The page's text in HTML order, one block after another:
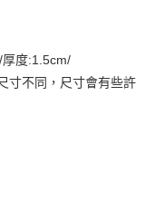
轉至「AFTEE先享後付」
結帳。
度:1.5cm/
不同，尺寸會有些許